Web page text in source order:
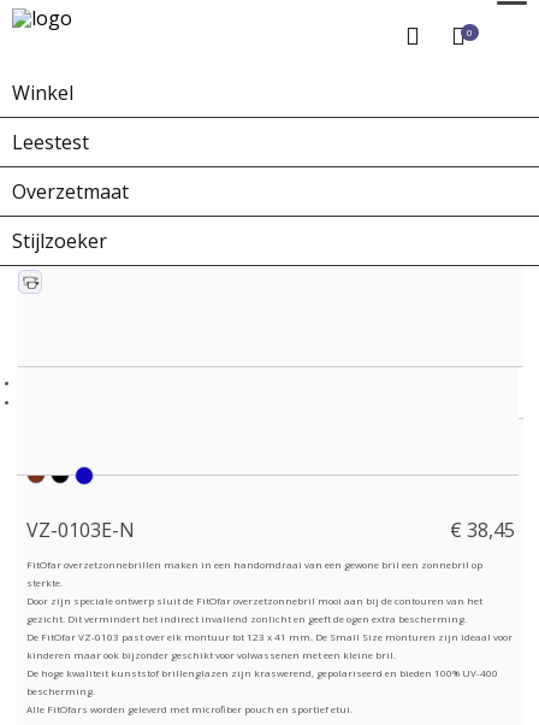
0
Winkel
Leestest
Overzetmaat
Stijlzoeker
Home Winkel
VZ-0103E-N € 38,45
FitOfar overzetzonnebrillen maken in een handomdraai van een gewone bril een zonnebril op
sterkte.
Door zijn speciale ontwerp sluit de FitOfar overzetzonnebril mooi aan bij de contouren van het
gezicht. Dit vermindert het indirect invallend zonlicht en geeft de ogen extra bescherming.
De FitOfar VZ-0103 past over elk montuur tot 123 x 41 mm. De Small Size monturen zijn ideaal voor
kinderen maar ook bijzonder geschikt voor volwassenen met een kleine bril.
De hoge kwaliteit kunststof brillenglazen zijn kraswerend, gepolariseerd en bieden 100% UV-400
bescherming.
Alle FitOfars worden geleverd met microfiber pouch en sportief etui.